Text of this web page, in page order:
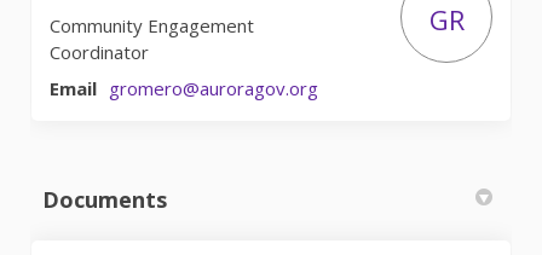
Community Engagement
Coordinator
GR
Email gromero@auroragov.org(External link)
Documents